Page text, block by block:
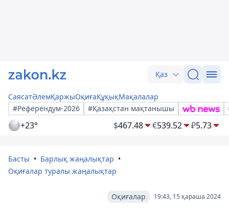
Қаз
СаясатӘлемҚаржыОқиғаҚұқықМақалалар
#Референдум-2026
#Қазақстан мақтанышы
+23° $467.48 €539.52 ₽5.73
Басты
Барлық жаңалықтар
Оқиғалар туралы жаңалықтар
19:43, 15 қараша 2024
Оқиғалар